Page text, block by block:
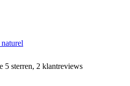
5 sterren, 2 klantreviews